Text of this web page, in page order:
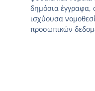
δημόσια έγγραφα,
ισχύουσα
προσωπικών